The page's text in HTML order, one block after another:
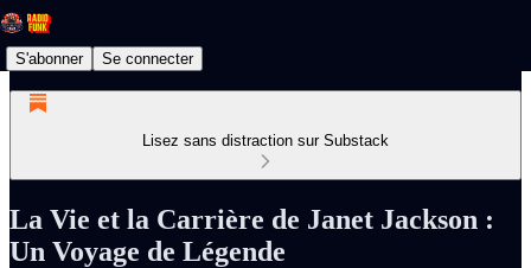
S'abonner Se connecter
Lisez sans distraction sur Substack
La Vie et la Carrière de Janet Jackson :
Un Voyage de Légende